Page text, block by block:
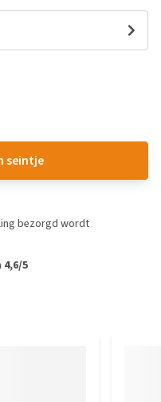
seintje
bezorgd wordt
4,6/5